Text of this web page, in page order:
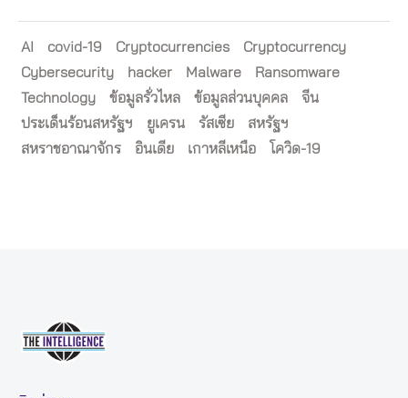
AI covid-19 Cryptocurrencies
Cryptocurrency
Cybersecurity
hacker Malware
Ransomware
Technology
ข้อมูลรั่วไหล ข้อมูลส่วนบุคคล
จีน
ประเด็นร้อนสหรัฐฯ
ยูเครน รัสเซีย
สหรัฐฯ
สหราชอาณาจักร
อินเดีย เกาหลีเหนือ โควิด-19